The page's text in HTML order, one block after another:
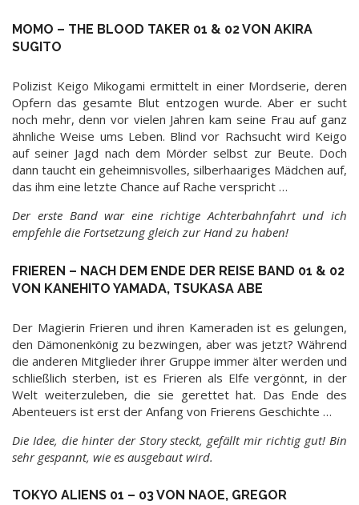
MOMO – THE BLOOD TAKER 01 & 02 VON AKIRA
SUGITO
Polizist Keigo Mikogami ermittelt in einer Mordserie, deren
Opfern das gesamte Blut entzogen wurde. Aber er sucht
noch mehr, denn vor vielen Jahren kam seine Frau auf ganz
ähnliche Weise ums Leben. Blind vor Rachsucht wird Keigo
auf seiner Jagd nach dem Mörder selbst zur Beute. Doch
dann taucht ein geheimnisvolles, silberhaariges Mädchen auf,
das ihm eine letzte Chance auf Rache verspricht …
Der erste Band war eine richtige Achterbahnfahrt und ich
empfehle die Fortsetzung gleich zur Hand zu haben!
FRIEREN – NACH DEM ENDE DER REISE BAND 01 & 02
VON KANEHITO YAMADA, TSUKASA ABE
Der Magierin Frieren und ihren Kameraden ist es gelungen,
den Dämonenkönig zu bezwingen, aber was jetzt? Während
die anderen Mitglieder ihrer Gruppe immer älter werden und
schließlich sterben, ist es Frieren als Elfe vergönnt, in der
Welt weiterzuleben, die sie gerettet hat. Das Ende des
Abenteuers ist erst der Anfang von Frierens Geschichte …
Die Idee, die hinter der Story steckt, gefällt mir richtig gut! Bin
sehr gespannt, wie es ausgebaut wird.
TOKYO ALIENS 01 – 03 VON NAOE, GREGOR